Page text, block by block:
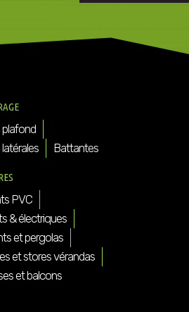
plafond
Battantes
PVC
& électriques
et pergolas
et stores vérandas
et balcons